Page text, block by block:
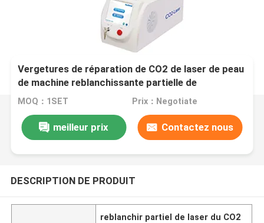
Vergetures de réparation de CO2 de laser de peau
de machine reblanchissante partielle de
rajeunissement
MOQ：1SET Prix：Negotiate
meilleur prix Contactez nous
DESCRIPTION DE PRODUIT
reblanchir partiel de laser du CO2